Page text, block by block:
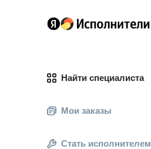
Найти специалиста
Мои заказы
Стать исполнителем